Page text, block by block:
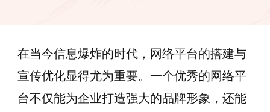
在当今信息爆炸的时代，网络平台的搭建与
宣传优化显得尤为重要。一个优秀的网络平
台不仅能为企业打造强大的品牌形象，还能